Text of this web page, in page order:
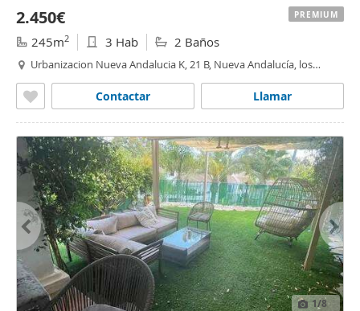
2.450€
245m2 3 Hab 2 Baños
Urbanizacion Nueva Andalucia K, 21 B, Nueva Andalucía, los
Llamar
Contactar
PREMIUM
1/8